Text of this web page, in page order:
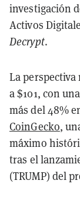
investigación
Activos
Decrypt.
La
a $101, con
más del 48%
CoinGecko,
máximo
tras el
(TRUMP) del